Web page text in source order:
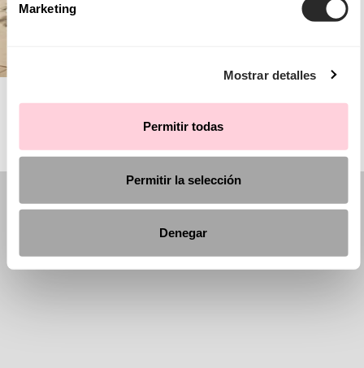
Marketing
Mostrar detalles
Permitir todas
Permitir la selección
Denegar